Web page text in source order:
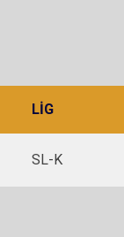
LIG
SL-K